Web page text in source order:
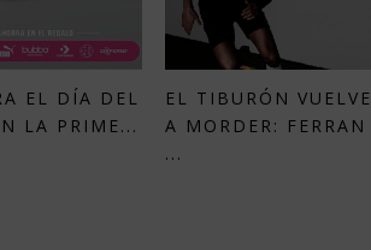
EL DÍA DEL
LA PRIME...
EL TIBURÓN VUELVE
A MORDER: FERRAN
...